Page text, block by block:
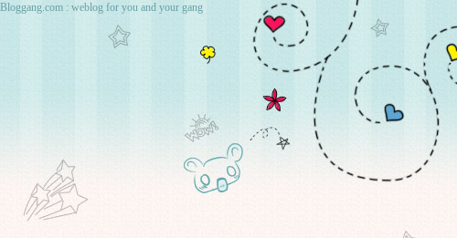
Bloggang.com : weblog for you and your gang